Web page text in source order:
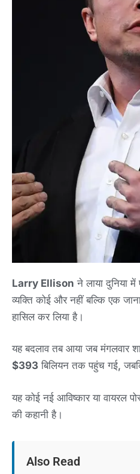
Larry Ellison ने लाया दुनिया
व्यक्ति कोई और नहीं बल्कि एक
हासिल कर लिया है।
यह बदलाव तब आया जब मंगलवार
$393 बिलियन तक पहुंच गई,
यह कोई नई आविष्कार या
की कहानी है।
Also Read